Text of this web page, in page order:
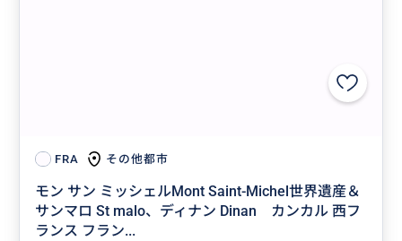
FRA その他都市
モン サン ミッシェルMont Saint-Michel世界遺産＆
サンマロ St malo、ディナン Dinan カンカル 西フ
ランス フラン...